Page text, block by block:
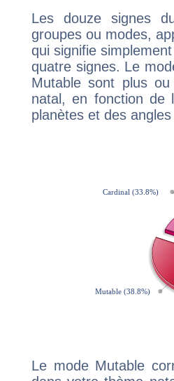
Les douze signes
groupes ou modes,
qui signifie
quatre signes. Le
Mutable sont plus
natal, en fonction de
planètes et des
Le mode Mutable